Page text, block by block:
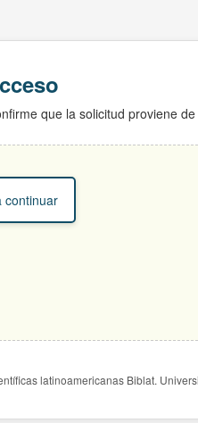
que la solicitud proviene
continuar
latinoamericanas Biblat.